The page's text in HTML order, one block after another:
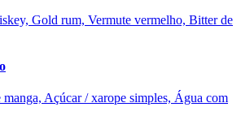
Gold rum, Vermute vermelho, Bitter de
Açúcar / xarope simples, Água com